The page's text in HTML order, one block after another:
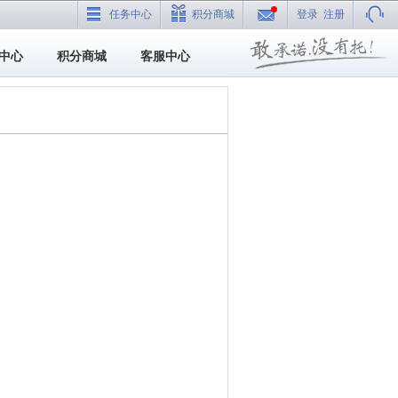
任务中心 积分商城 登录 注册
心 积分商城 客服中心